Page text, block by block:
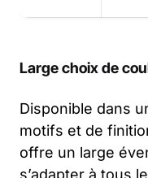
Large choix de
Disponible dans
motifs et de
offre un large
s’adapter à tous